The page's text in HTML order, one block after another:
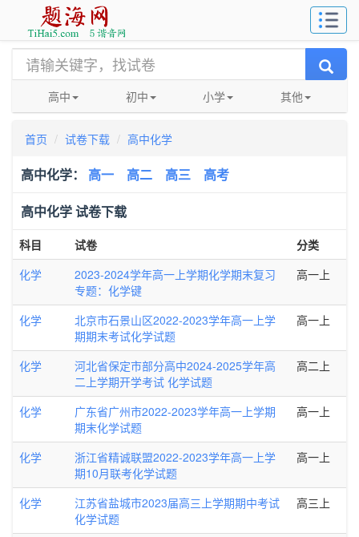
高中 初中 小学 其他
首页 试卷下载 高中化学
高中化学： 高一 高二 高三
高考
高中化学 试卷下载
科目 试卷
分类
化学
2023-2024学年高一上学期化学期末复习
专题：化学键
高一上
化学
北京市石景山区2022-2023学年高一上学
期期末考试化学试题
高一上
化学
河北省保定市部分高中2024-2025学年高
二上学期开学考试 化学试题
高二上
化学
广东省广州市2022-2023学年高一上学期
期末化学试题
高一上
化学
浙江省精诚联盟2022-2023学年高一上学
期10月联考化学试题
高一上
化学
江苏省盐城市2023届高三上学期期中考试
化学试题
高三上